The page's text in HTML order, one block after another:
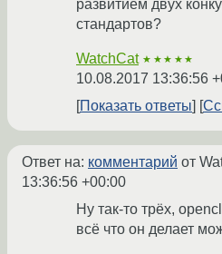
развитием двух
стандартов?
WatchCat ★★★★★
10.08.2017 13:36:56
Показать ответы
Ответ на: комментарий от
13:36:56 +00:00
Ну так-то трёх,
всё что он делает